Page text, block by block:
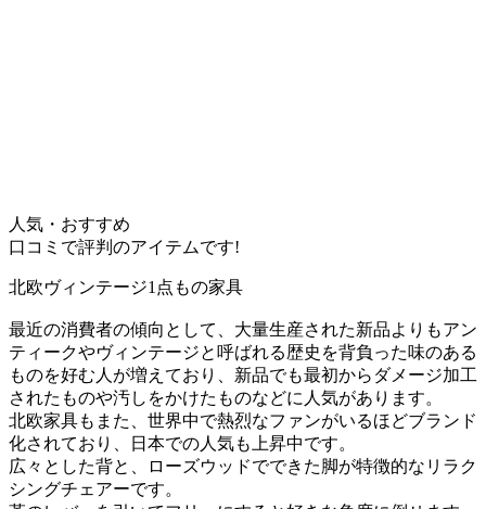
人気・おすすめ
口コミで評判のアイテムです!
北欧ヴィンテージ1点もの家具
最近の消費者の傾向として、大量生産された新品よりもアン
ティークやヴィンテージと呼ばれる歴史を背負った味のある
ものを好む人が増えており、新品でも最初からダメージ加工
されたものや汚しをかけたものなどに人気があります。
北欧家具もまた、世界中で熱烈なファンがいるほどブランド
化されており、日本での人気も上昇中です。
広々とした背と、ローズウッドでできた脚が特徴的なリラク
シングチェアーです。